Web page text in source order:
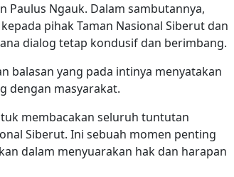
Paulus Ngauk. Dalam sambutannya,
pihak Taman Nasional Siberut dan
dialog tetap kondusif dan berimbang.
balasan yang pada intinya menyatakan
dengan masyarakat.
membacakan seluruh tuntutan
Siberut. Ini sebuah momen penting
dalam menyuarakan hak dan harapan